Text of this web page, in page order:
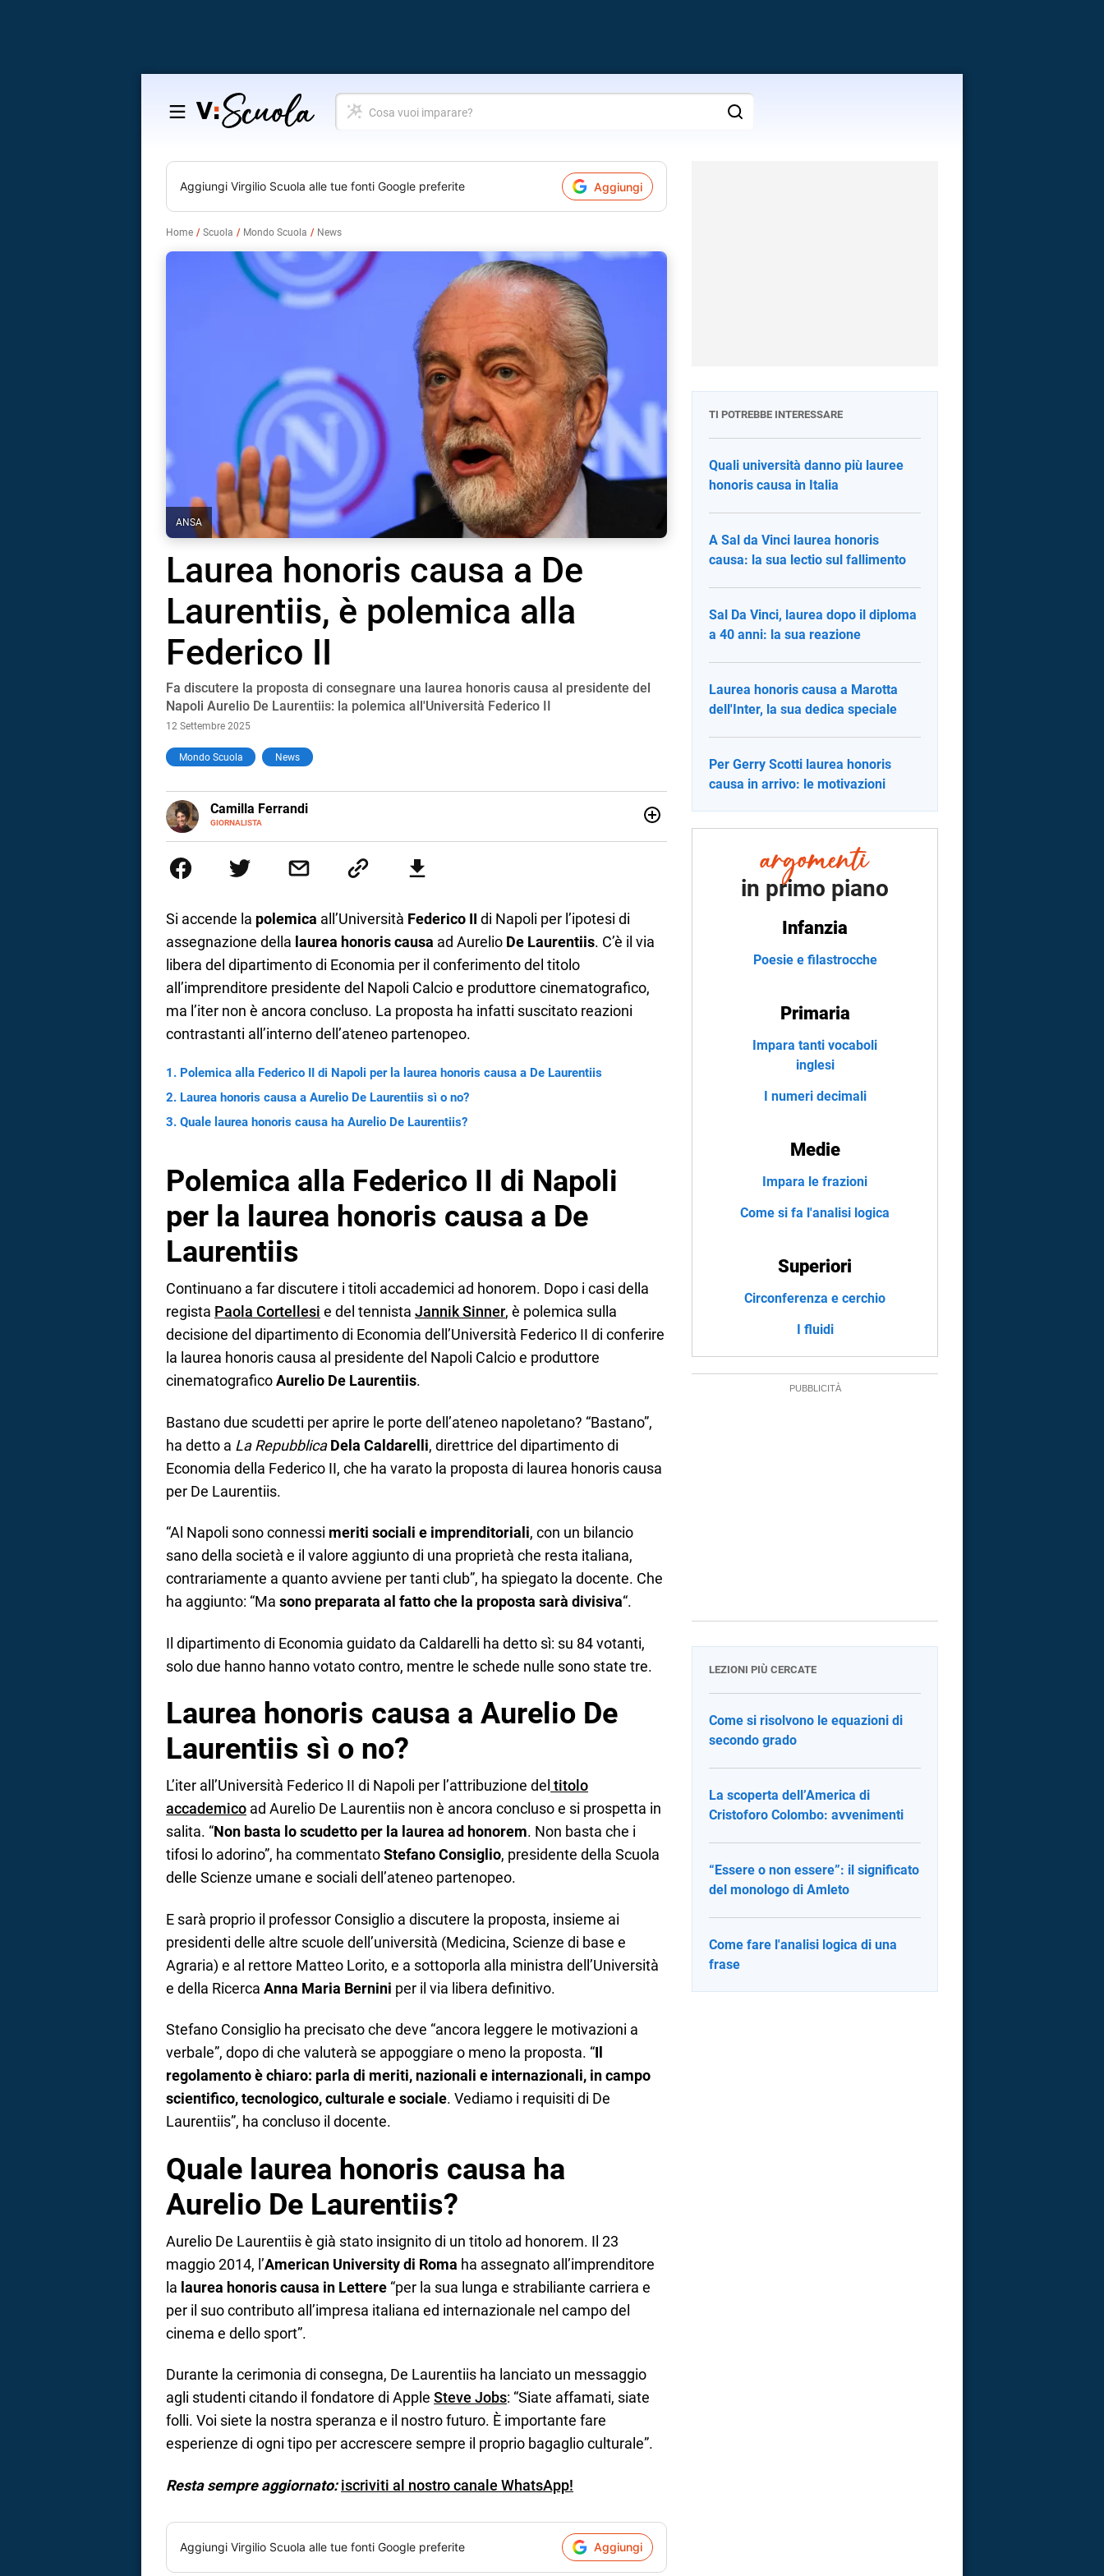
Salta
contenuto
Cosa
vuoi
Aggiungi Virgilio Scuola alle tue fonti Google preferite Aggiungi
Home Scuola Mondo Scuola News
ANSA
Laurea honoris causa a De
Laurentiis, è polemica alla
Federico II
Fa discutere la proposta di consegnare una laurea honoris causa al presidente del
Napoli Aurelio De Laurentiis: la polemica all'Università Federico II
12 Settembre 2025
Mondo Scuola News
Camilla Ferrandi
GIORNALISTA
E-
MAIL
LINKEDIN
più fermata. L’attualità è il mio pane quotidiano, i libri la mia via per evadere e viaggiare con
la mente.
Si accende la polemica all’Università Federico II di Napoli per l’ipotesi di
assegnazione della laurea honoris causa ad Aurelio De Laurentiis. C’è il via
libera del dipartimento di Economia per il conferimento del titolo
all’imprenditore presidente del Napoli Calcio e produttore cinematografico,
ma l’iter non è ancora concluso. La proposta ha infatti suscitato reazioni
contrastanti all’interno dell’ateneo partenopeo.
Polemica alla Federico II di Napoli per la laurea honoris causa a De Laurentiis
Laurea honoris causa a Aurelio De Laurentiis sì o no?
Quale laurea honoris causa ha Aurelio De Laurentiis?
Polemica alla Federico II di Napoli
per la laurea honoris causa a De
Laurentiis
Continuano a far discutere i titoli accademici ad honorem. Dopo i casi della
regista Paola Cortellesi e del tennista Jannik Sinner, è polemica sulla
decisione del dipartimento di Economia dell’Università Federico II di conferire
la laurea honoris causa al presidente del Napoli Calcio e produttore
cinematograficoAurelio De Laurentiis.
Bastano due scudetti per aprire le porte dell’ateneo napoletano? “Bastano”,
ha detto a La Repubblica Dela Caldarelli, direttrice del dipartimento di
Economia della Federico II, che ha varato la proposta di laurea honoris causa
per De Laurentiis.
“Al Napoli sono connessi meriti sociali e imprenditoriali, con un bilancio
sano della società e il valore aggiunto di una proprietà che resta italiana,
contrariamente a quanto avviene per tanti club”, ha spiegato la docente. Che
ha aggiunto: “Ma sono preparata al fatto che la proposta sarà divisiva“.
Il dipartimento di Economia guidato da Caldarelli ha detto sì: su 84 votanti,
solo due hanno hanno votato contro, mentre le schede nulle sono state tre.
Laurea honoris causa a Aurelio De
Laurentiis sì o no?
L’iter all’Università Federico II di Napoli per l’attribuzione del titolo
accademico ad Aurelio De Laurentiis non è ancora concluso e si prospetta in
salita. “Non basta lo scudetto per la laurea ad honorem. Non basta che i
tifosi lo adorino”, ha commentatoStefano Consiglio, presidente della Scuola
delle Scienze umane e sociali dell’ateneo partenopeo.
E sarà proprio il professor Consiglio a discutere la proposta, insieme ai
presidenti delle altre scuole dell’università (Medicina, Scienze di base e
Agraria) e al rettore Matteo Lorito, e a sottoporla alla ministra dell’Università
e della Ricerca Anna Maria Bernini per il via libera definitivo.
Stefano Consiglio ha precisato che deve “ancora leggere le motivazioni a
verbale”, dopo di che valuterà se appoggiare o meno la proposta. “Il
regolamento è chiaro: parla di meriti, nazionali e internazionali, in campo
scientifico, tecnologico, culturale e sociale. Vediamo i requisiti di De
Laurentiis”, ha concluso il docente.
Quale laurea honoris causa ha
Aurelio De Laurentiis?
Aurelio De Laurentiis è già stato insignito di un titolo ad honorem. Il 23
maggio 2014, l’American University di Roma ha assegnato all’imprenditore
la laurea honoris causa in Lettere “per la sua lunga e strabiliante carriera e
per il suo contributo all’impresa italiana ed internazionale nel campo del
cinema e dello sport”.
Durante la cerimonia di consegna, De Laurentiis ha lanciato un messaggio
agli studenti citando il fondatore di Apple Steve Jobs: “Siate affamati, siate
folli. Voi siete la nostra speranza e il nostro futuro. È importante fare
esperienze di ogni tipo per accrescere sempre il proprio bagaglio culturale”.
Resta sempre aggiornato: iscriviti al nostro canale WhatsApp!
Aggiungi Virgilio Scuola alle tue fonti Google preferite Aggiungi
TI POTREBBE INTERESSARE
Quali università danno più lauree
honoris causa in Italia
A Sal da Vinci laurea honoris
causa: la sua lectio sul fallimento
Sal Da Vinci, laurea dopo il diploma
a 40 anni: la sua reazione
Laurea honoris causa a Marotta
dell'Inter, la sua dedica speciale
Per Gerry Scotti laurea honoris
causa in arrivo: le motivazioni
in primo piano
Infanzia
Poesie e filastrocche
Primaria
Impara tanti vocaboli
inglesi
I numeri decimali
Medie
Impara le frazioni
Come si fa l'analisi logica
Superiori
Circonferenza e cerchio
I fluidi
LEZIONI PIÙ CERCATE
Come si risolvono le equazioni di
secondo grado
La scoperta dell’America di
Cristoforo Colombo: avvenimenti
“Essere o non essere”: il significato
del monologo di Amleto
Come fare l'analisi logica di una
frase